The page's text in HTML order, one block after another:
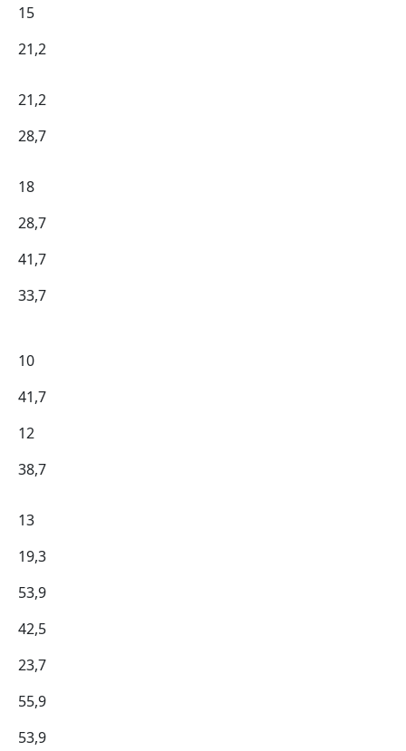
15
21,2
21,2
28,7
18
28,7
41,7
33,7
10
41,7
12
38,7
13
19,3
53,9
42,5
23,7
55,9
53,9